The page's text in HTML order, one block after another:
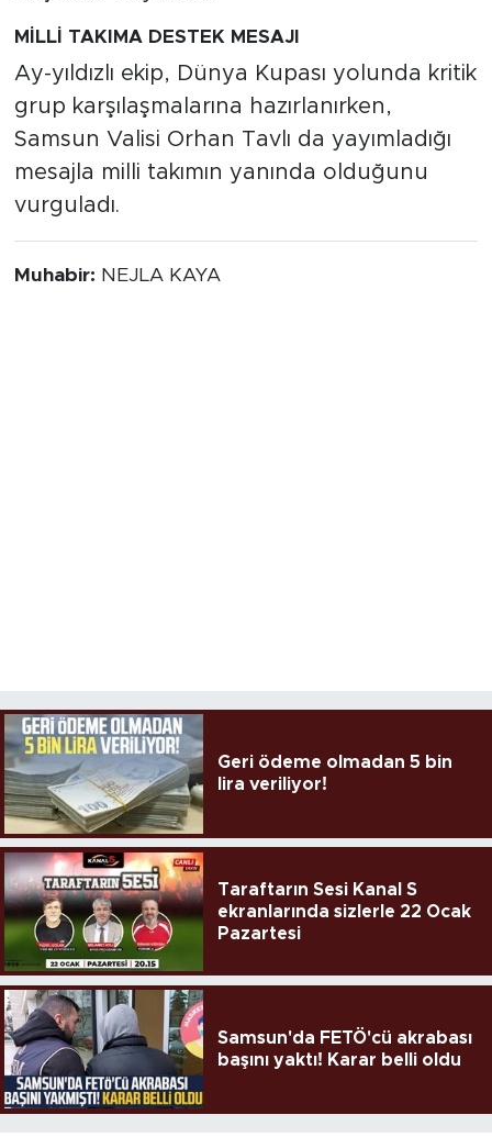
MİLLİ TAKIMA DESTEK MESAJI
Ay-yıldızlı ekip, Dünya Kupası yolunda kritik
grup karşılaşmalarına hazırlanırken,
Samsun Valisi Orhan Tavlı da yayımladığı
mesajla milli takımın yanında olduğunu
vurguladı.
Muhabir: NEJLA KAYA
Geri ödeme olmadan 5 bin
lira veriliyor!
Taraftarın Sesi Kanal S
ekranlarında sizlerle 22 Ocak
Pazartesi
Samsun'da FETÖ'cü akrabası
başını yaktı! Karar belli oldu